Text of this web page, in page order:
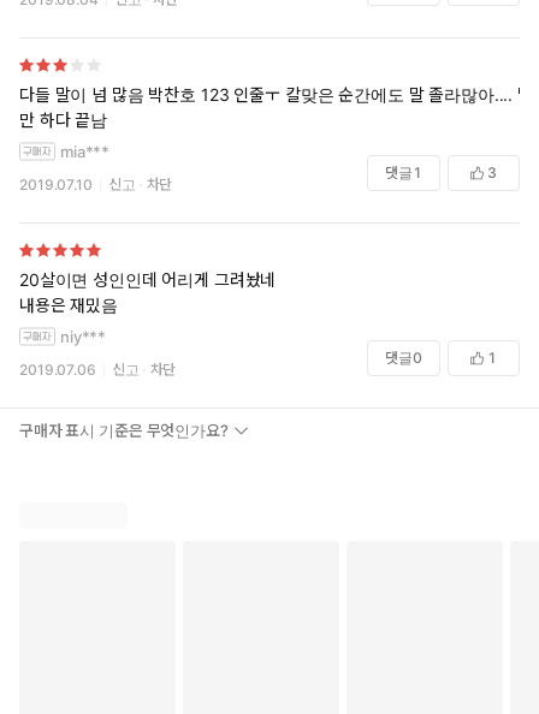
다들 말이 넘 많음 박찬호 123 인줄ㅜ 칼맞은 순간에도 말 졸라많아.... 말
만 하다 끝남
mia***
2019.07.10 신고 차단
댓글 1 3
20살이면 성인인데 어리게 그려놨네
내용은 재밌음
niy***
2019.07.06 신고 차단
댓글0 1
구매자 표시 기준은 무엇인가요?